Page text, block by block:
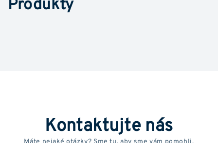
Kontaktujte nás
Máte nejaké otázky? Sme tu, aby sme vám pomohli.